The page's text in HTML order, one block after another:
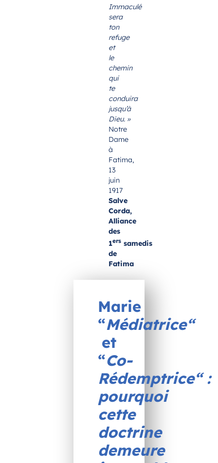
Immaculé
sera
ton
refuge
et
le
chemin
qui
te
conduira
jusqu’à
Dieu. »
Notre
Dame
à
Fatima,
13
juin
1917
Salve
Corda,
Alliance
des
1erssamedis
de
Fatima
Marie
“Médiatrice“
et
“Co-
Rédemptrice“ :
pourquoi
cette
doctrine
demeure